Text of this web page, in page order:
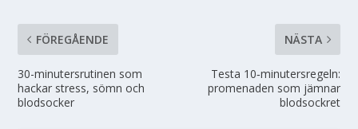
FÖREGÅENDE
30-minutersrutinen som
hackar stress, sömn och
blodsocker
NÄSTA
Testa 10‑minutersregeln:
promenaden som jämnar
blodsockret